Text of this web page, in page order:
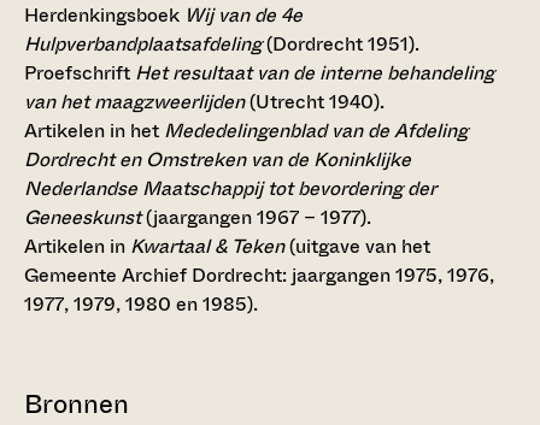
Herdenkingsboek Wij van de 4e
Hulpverbandplaatsafdeling(Dordrecht 1951).
Proefschrift Het resultaat van de interne behandeling
van het maagzweerlijden(Utrecht 1940).
Artikelen in het Mededelingenblad van de Afdeling
Dordrecht en Omstreken van de Koninklijke
Nederlandse Maatschappij tot bevordering der
Geneeskunst(jaargangen 1967 – 1977).
Artikelen in Kwartaal & Teken(uitgave van het
Gemeente Archief Dordrecht: jaargangen 1975, 1976,
1977, 1979, 1980 en 1985).
Bronnen